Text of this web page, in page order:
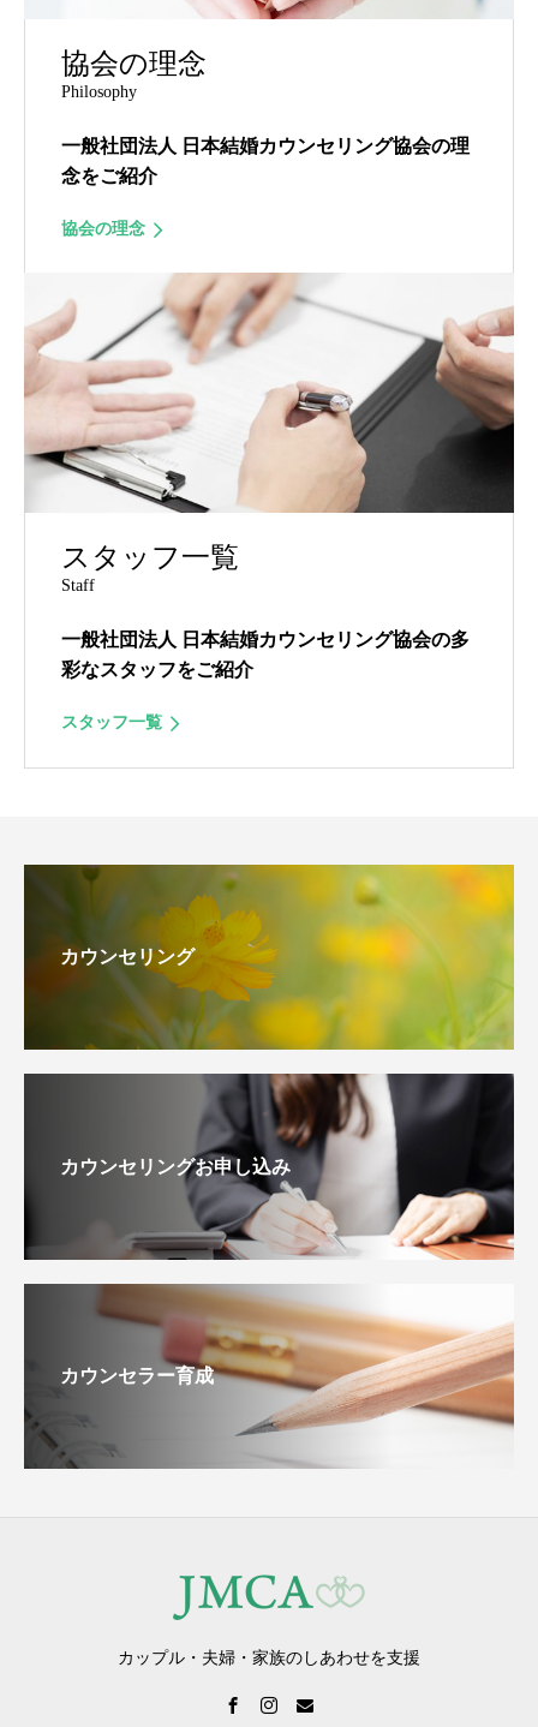
協会の理念
Philosophy
一般社団法人 日本結婚カウンセリング協会の理
念をご紹介
協会の理念
スタッフ一覧
Staff
一般社団法人 日本結婚カウンセリング協会の多
彩なスタッフをご紹介
スタッフ一覧
カウンセリング
カウンセリングお申し込み
カウンセラー育成
カップル・夫婦・家族のしあわせを支援